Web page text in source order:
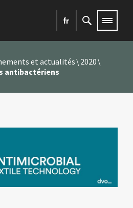
fr
et actualités 2020
antibactériens